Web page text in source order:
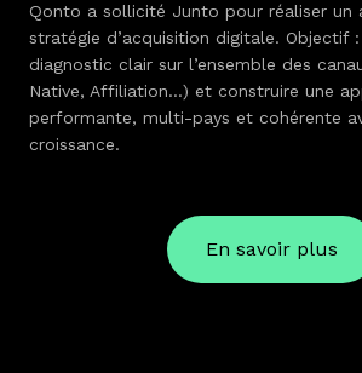
Qonto a sollicité Junto pour réaliser un
stratégie d’acquisition digitale. Objectif
diagnostic clair sur l’ensemble des
Native, Affiliation…) et construire une
performante, multi-pays et cohérente
croissance.
En savoir plus